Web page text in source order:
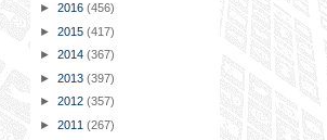
► 2016 (456)
► 2015 (417)
► 2014 (367)
► 2013 (397)
► 2012 (357)
► 2011 (267)